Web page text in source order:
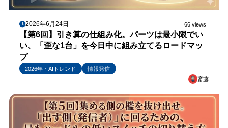
2026年6月24日 66 views
【第6回】引き算の仕組み化。パーツは最小限でい
い、「歪な1台」を今日中に組み立てるロードマッ
プ
2026年・AIトレンド
情報発信
斎藤